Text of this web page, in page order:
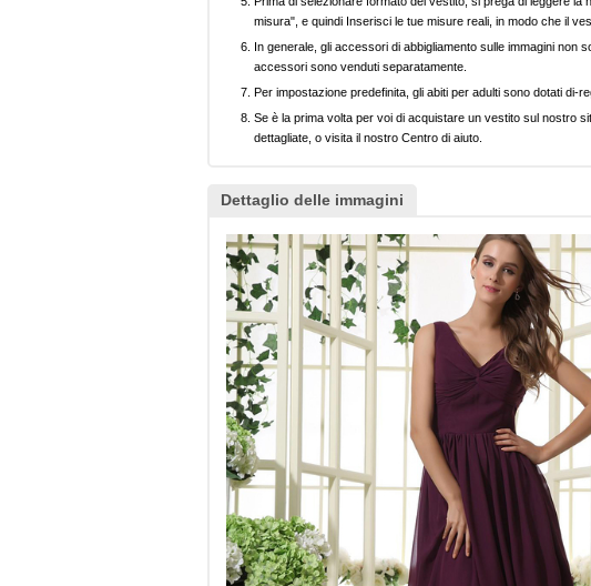
misura", e quindi Inserisci le tue misure reali, in modo che il
In generale, gli accessori di abbigliamento sulle immagini non
accessori sono venduti separatamente.
Per impostazione predefinita, gli abiti per adulti sono dotati di-
Se è la prima volta per voi di acquistare un vestito sul nostro
dettagliate, o visita il nostro Centro di aiuto.
Dettaglio delle immagini